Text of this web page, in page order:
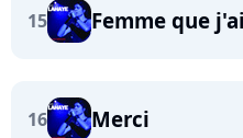
15 Femme que
16 Merci